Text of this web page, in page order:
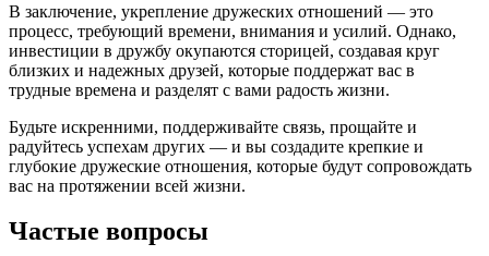
В заключение, укрепление дружеских отношений — это
процесс, требующий времени, внимания и усилий. Однако,
инвестиции в дружбу окупаются сторицей, создавая круг
близких и надежных друзей, которые поддержат вас в
трудные времена и разделят с вами радость жизни.
Будьте искренними, поддерживайте связь, прощайте и
радуйтесь успехам других — и вы создадите крепкие и
глубокие дружеские отношения, которые будут сопровождать
вас на протяжении всей жизни.
Частые вопросы